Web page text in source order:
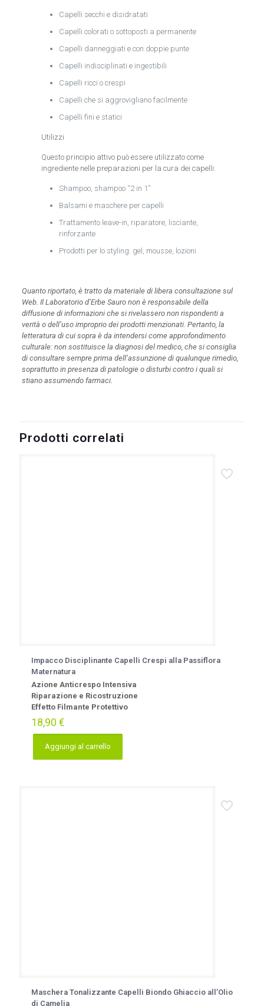
Capelli secchi e disidratati
Capelli colorati o sottoposti a permanente
Capelli danneggiati e con doppie punte
Capelli indisciplinati e ingestibili
Capelli ricci o crespi
Capelli che si aggrovigliano facilmente
Capelli fini e statici
Utilizzi
Questo principio attivo può essere utilizzato come
ingrediente nelle preparazioni per la cura dei capelli:
Shampoo, shampoo “2 in 1”
Balsami e maschere per capelli
Trattamento leave-in, riparatore, lisciante,
rinforzante
Prodotti per lo styling: gel, mousse, lozioni
Quanto riportato, è tratto da materiale di libera consultazione sul
Web. Il Laboratorio d’Erbe Sauro non è responsabile della
diffusione di informazioni che si rivelassero non rispondenti a
verità o dell’uso improprio dei prodotti menzionati. Pertanto, la
letteratura di cui sopra è da intendersi come approfondimento
culturale: non sostituisce la diagnosi del medico, che si consiglia
di consultare sempre prima dell’assunzione di qualunque rimedio,
soprattutto in presenza di patologie o disturbi contro i quali si
stiano assumendo farmaci.
Prodotti correlati
Impacco Disciplinante Capelli Crespi alla Passiflora
Maternatura
Azione Anticrespo Intensiva
Riparazione e Ricostruzione
Effetto Filmante Protettivo
18,90 €
Aggiungi al carrello
Maschera Tonalizzante Capelli Biondo Ghiaccio all’Olio
di Camelia